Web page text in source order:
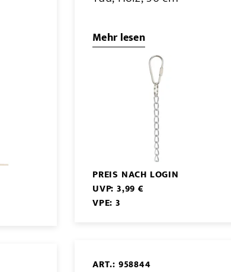
Mehr lesen
PREIS NACH LOGIN
UVP: 3,99 €
VPE: 3
ART.: 958844